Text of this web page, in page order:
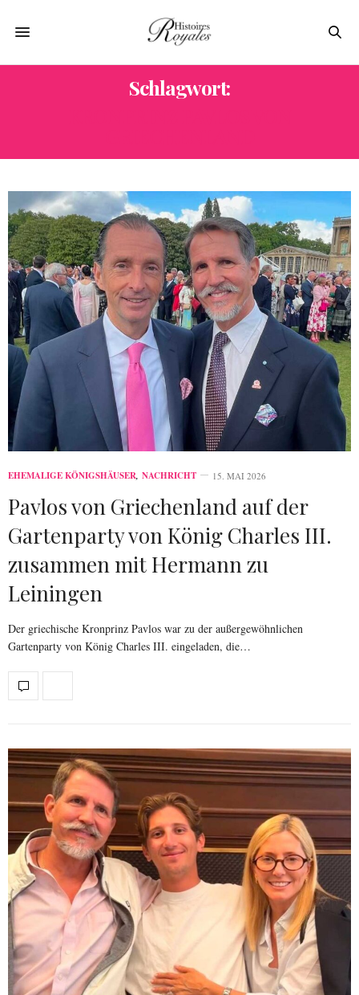
Schlagwort:
EHEMALIGE KÖNIGSHÄUSER, NACHRICHT 15. MAI 2026
Pavlos von Griechenland auf der
Gartenparty von König Charles III.
zusammen mit Hermann zu
Leiningen
Der griechische Kronprinz Pavlos war zu der außergewöhnlichen
Gartenparty von König Charles III. eingeladen, die…